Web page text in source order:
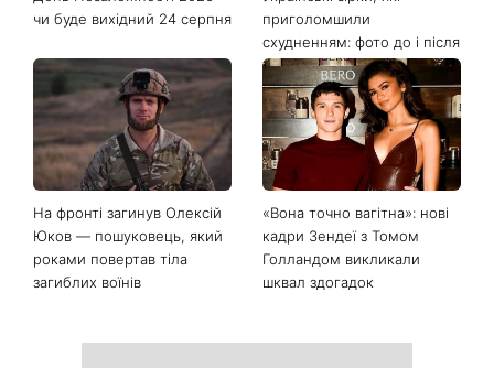
чи буде вихідний 24 серпня
приголомшили
схудненням: фото до і після
На фронті загинув Олексій
Юков — пошуковець, який
роками повертав тіла
загиблих воїнів
«Вона точно вагітна»: нові
кадри Зендеї з Томом
Голландом викликали
шквал здогадок